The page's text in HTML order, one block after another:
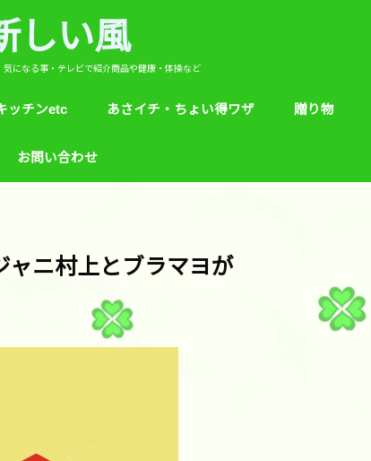
しい風
気になる事・テレビで紹介商品や健康・体操など
ッチンetc
・お気に入り
紹介
紹介
あさイチ・ちょい得ワザ 贈り物
お問い合わせ
ャニ村上とブラマヨが